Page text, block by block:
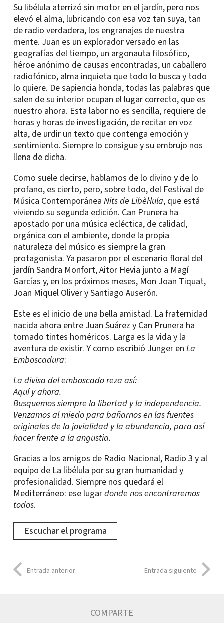
Su libélula aterrizó sin motor en el jardín, pero nos
elevó el alma, lubricando con esa voz tan suya, tan
de radio verdadera, los engranajes de nuestra
mente. Juan es un explorador versado en las
geografías del tiempo, un argonauta filosófico,
héroe anónimo de causas encontradas, un caballero
radiofónico, alma inquieta que todo lo busca y todo
lo quiere. De sapiencia honda, todas las palabras que
salen de su interior ocupan el lugar correcto, que es
nuestro ahora. Esta labor no es sencilla, requiere de
horas y horas de investigación, de recitar en voz
alta, de urdir un texto que contenga emoción y
sentimiento. Siempre lo consigue y su embrujo nos
llena de dicha.
Como suele decirse, hablamos de lo divino y de lo
profano, es cierto, pero, sobre todo, del Festival de
Música Contemporánea Nits de Libèl·lula, que está
viviendo su segunda edición. Can Prunera ha
apostado por una música ecléctica, de calidad,
orgánica con el ambiente, donde la propia
naturaleza del músico es siempre la gran
protagonista. Ya pasaron por el escenario floral del
jardín Sandra Monfort, Aitor Hevia junto a Magí
Garcías y, en los próximos meses, Mon Joan Tiquat,
Joan Miquel Oliver y Santiago Auserón.
Este es el inicio de una bella amistad. La fraternidad
nacida ahora entre Juan Suárez y Can Prunera ha
tomado tintes homéricos. Larga es la vida y la
aventura de existir. Y como escribió Jünger en La
Emboscadura:
La divisa del emboscado reza así:
Aquí y ahora.
Busquemos siempre la libertad y la independencia.
Venzamos al miedo para bañarnos en las fuentes
originales de la jovialidad y la abundancia, para así
hacer frente a la angustia.
Gracias a los amigos de Radio Nacional, Radio 3 y al
equipo de La libélula por su gran humanidad y
profesionalidad. Siempre nos quedará el
Mediterráneo: ese lugardonde nos encontraremos
todos.
Escuchar el programa
Entrada anterior Entrada siguiente
COMPARTE